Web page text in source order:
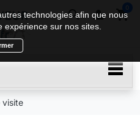
search  shopping_cart
0
visite
technologies afin que nous
sur nos sites.